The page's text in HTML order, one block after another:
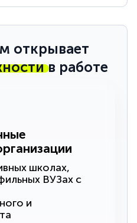
открывает
в работе
школах,
ВУЗах с
и